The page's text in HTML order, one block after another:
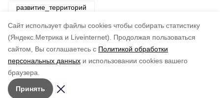
Cайт использует файлы cookies чтобы собирать статистику
(Яндекс.Метрика и Liveinternet).
Продолжая пользоваться
сайтом, Вы соглашаетесь с Политикой обработки
персональных данных и использовании cookies вашего
браузера.
Принять
развитие_территорий
Авторы: ADMIN admin
по оценке
5